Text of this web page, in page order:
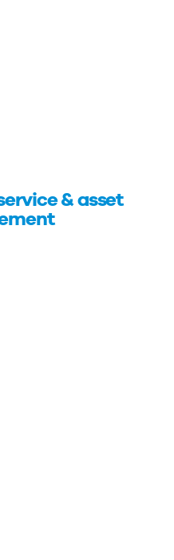
& asset